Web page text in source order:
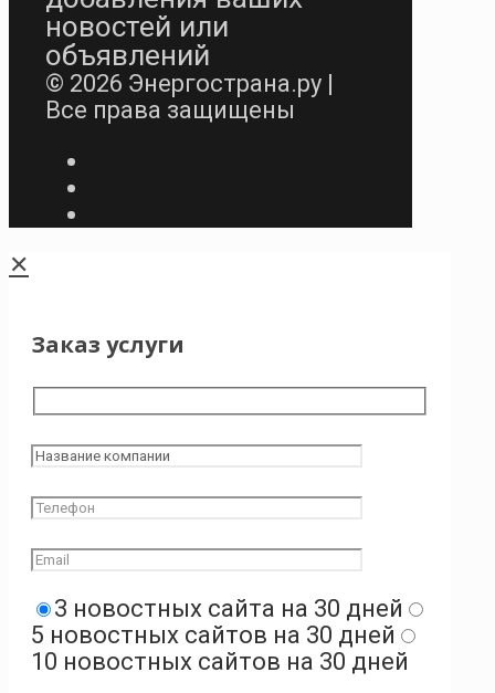
новостей или
объявлений
© 2026 Энергострана.ру |
Все права защищены
✕
Заказ услуги
3 новостных сайта на 30 дней
5 новостных сайтов на 30 дней
10 новостных сайтов на 30 дней